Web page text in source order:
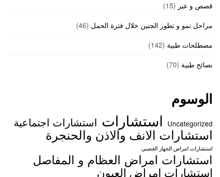
قصص و عبر (15)
مراحل نمو و تطور الجنين خلال فترة الحمل (46)
مصطلحات طبية (142)
نصائح طبية (70)
الوسوم
Uncategorized استشارات استشارات اجتماعية
استشارات الانف والاذن والحنجرة
استشارات امراض الجهاز العصبي
استشارات امراض العظام و المفاصل
استشارات امراض العيون